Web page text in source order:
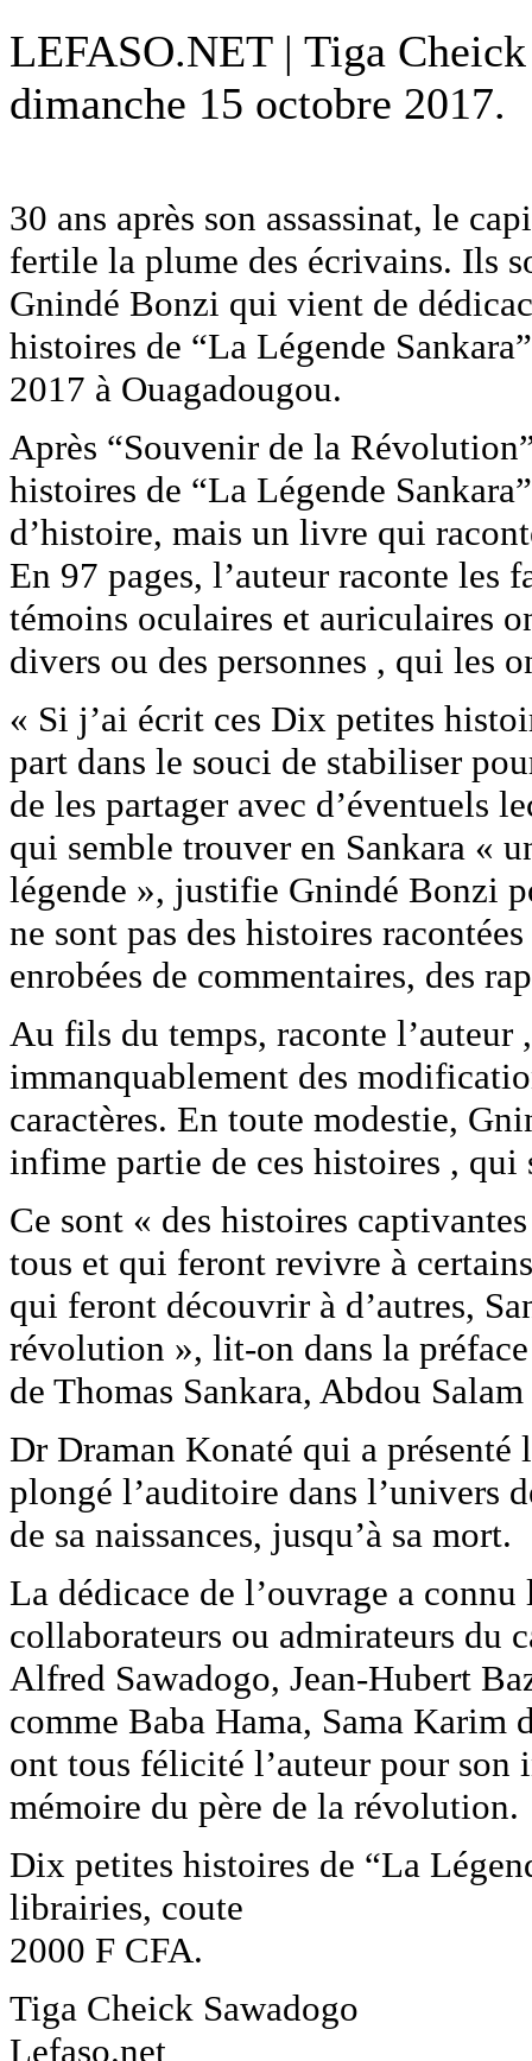
LEFASO.NET | Tiga
dimanche 15 octobre 2017.
30 ans après son assassinat, le
fertile la plume des écrivains. Ils
Gnindé Bonzi qui vient de
histoires de “La Légende
2017 à Ouagadougou.
Après “Souvenir de la
histoires de “La Légende
d’histoire, mais un livre qui
En 97 pages, l’auteur raconte les
témoins oculaires et auriculaires
divers ou des personnes , qui les
« Si j’ai écrit ces Dix petites
part dans le souci de stabiliser
de les partager avec d’éventuels
qui semble trouver en Sankara «
légende », justifie Gnindé Bonzi
ne sont pas des histoires
enrobées de commentaires, des
Au fils du temps, raconte l’auteur
immanquablement des
caractères. En toute modestie,
infime partie de ces histoires , qui
Ce sont « des histoires
tous et qui feront revivre à
qui feront découvrir à d’autres,
révolution », lit-on dans la
de Thomas Sankara, Abdou
Dr Draman Konaté qui a
plongé l’auditoire dans l’univers
de sa naissances, jusqu’à sa mort.
La dédicace de l’ouvrage a connu
collaborateurs ou admirateurs du
Alfred Sawadogo, Jean-Hubert
comme Baba Hama, Sama Karim
ont tous félicité l’auteur pour
mémoire du père de la révolution.
Dix petites histoires de “La
librairies, coute
2000 F CFA.
Tiga Cheick Sawadogo
Lefaso.net